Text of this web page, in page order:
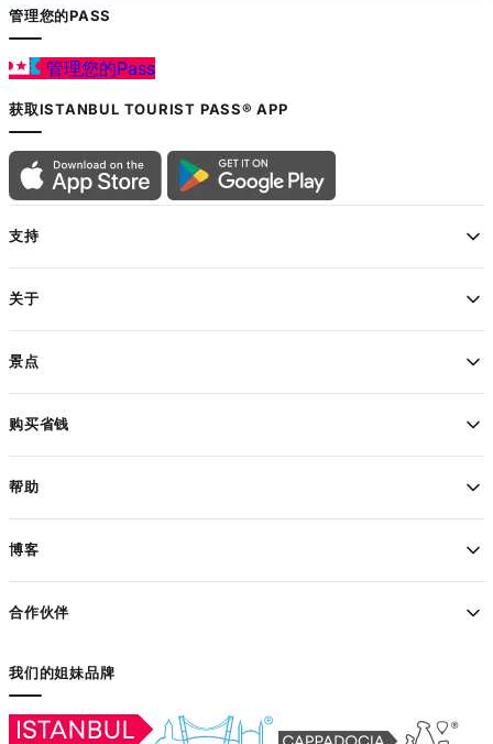
管理您的PASS
管理您的Pass
获取ISTANBUL TOURIST PASS® APP
支持
关于
景点
购买省钱
帮助
博客
合作伙伴
我们的姐妹品牌